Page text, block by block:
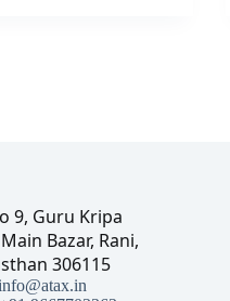
9, Guru Kripa
Bazar, Rani,
306115